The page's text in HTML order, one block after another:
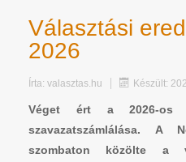
Választási
2026
Írta: valasztas.hu Készült:
Véget ért a 2026-os
szavazatszámlálása. A
szombaton közölte a